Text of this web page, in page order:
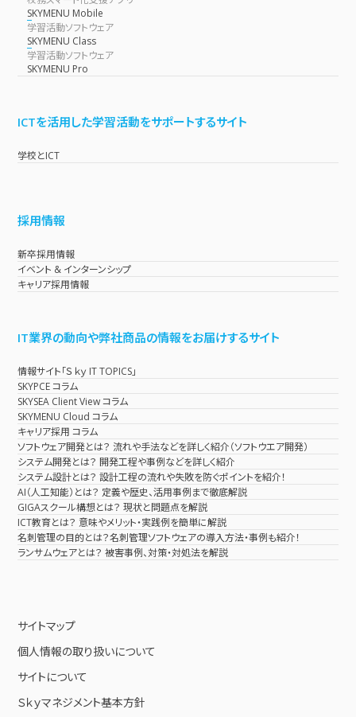
SKYMENU Mobile
学習活動ソフトウェア
SKYMENU Class
学習活動ソフトウェア
SKYMENU Pro
ICTを活用した学習活動をサポートするサイト
学校とICT
採用情報
新卒採用情報
イベント & インターンシップ
キャリア採用情報
IT業界の動向や弊社商品の情報をお届けするサイト
情報サイト「Ｓｋｙ IT TOPICS」
SKYPCE コラム
SKYSEA Client View コラム
SKYMENU Cloud コラム
キャリア採用 コラム
ソフトウェア開発とは？ 流れや手法などを詳しく紹介（ソフトウエア開発）
システム開発とは？ 開発工程や事例などを詳しく紹介
システム設計とは？ 設計工程の流れや失敗を防ぐポイントを紹介！
AI（人工知能）とは？ 定義や歴史、活用事例まで徹底解説
GIGAスクール構想とは？ 現状と問題点を解説
ICT教育とは？ 意味やメリット・実践例を簡単に解説
名刺管理の目的とは？名刺管理ソフトウェアの導入方法・事例も紹介！
ランサムウェアとは？ 被害事例、対策・対処法を解説
サイトマップ
個人情報の取り扱いについて
サイトについて
Ｓｋｙマネジメント基本方針